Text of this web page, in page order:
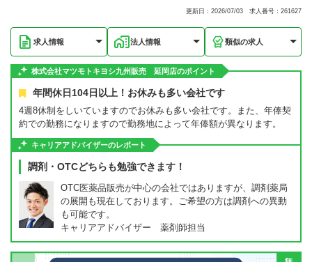
更新日：2026/07/03 求人番号：261627
求人情報 法人情報 類似の求人
株式会社マツモトキヨシ九州販売 延岡店のポイント
年間休日104日以上！お休みも多い会社です
4週8休制をしいていますのでお休みも多い会社です。また、年俸契
約での勤務になりますので勤務地によって年俸額が異なります。
キャリアアドバイザーのレポート
調剤・OTCどちらも勉強できます！
OTC医薬品販売が中心の会社ではありますが、調剤薬局
の展開も現在しております。ご希望の方は調剤への異動
も可能です。
キャリアアドバイザー 薬剤師担当